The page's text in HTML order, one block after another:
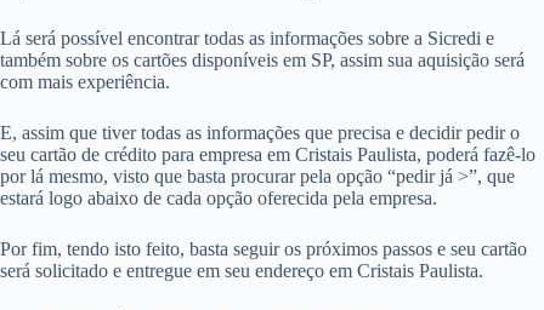
Lá será possível encontrar todas as informações sobre a Sicredi e
também sobre os cartões disponíveis em SP, assim sua aquisição será
com mais experiência.
E, assim que tiver todas as informações que precisa e decidir pedir o
seu cartão de crédito para empresa em Cristais Paulista, poderá fazê-lo
por lá mesmo, visto que basta procurar pela opção “pedir já >”, que
estará logo abaixo de cada opção oferecida pela empresa.
Por fim, tendo isto feito, basta seguir os próximos passos e seu cartão
será solicitado e entregue em seu endereço em Cristais Paulista.